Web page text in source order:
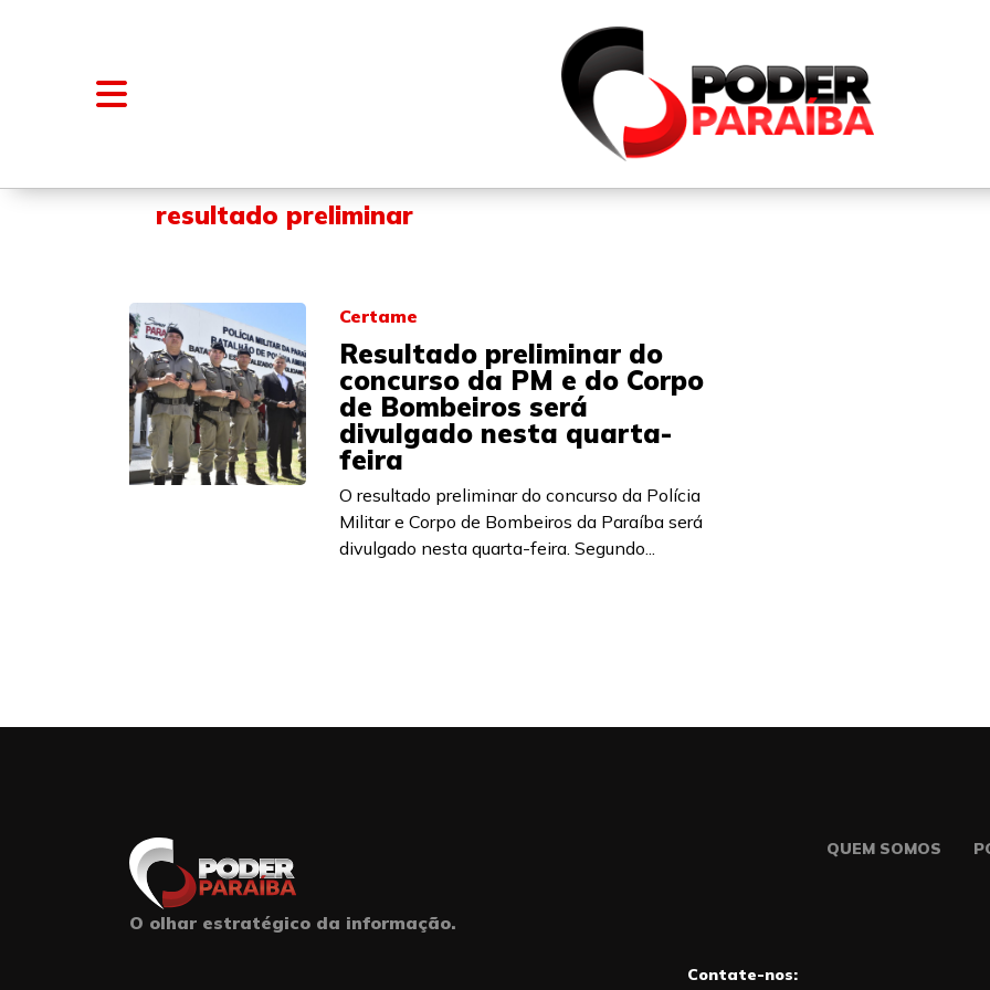
FALE CONOSCO
resultado preliminar
Certame
Resultado preliminar do
concurso da PM e do Corpo
de Bombeiros será
divulgado nesta quarta-
feira
O resultado preliminar do concurso da Polícia
Militar e Corpo de Bombeiros da Paraíba será
divulgado nesta quarta-feira. Segundo...
O olhar estratégico da informação.
QUEM SOMOS
Contate-nos: